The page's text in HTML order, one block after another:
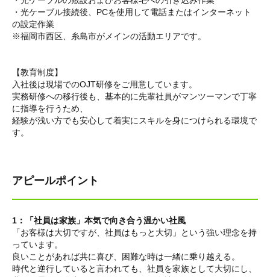
・光ケーブル接続後、PCを使用して電話またはインターネット
の設定作業
※福岡市西区、糸島市がメインの活動エリアです。
【教育制度】
入社後は現場でのOJT研修をご用意しています。
実務研修への移行後も、基本的に先輩社員がマンツーマンで丁寧
に指導を行うため、
経験が浅い方でも安心して着実にスキルを身につけられる環境で
す。
アピールポイント
1：「社員は家族」本気で向き合う温かい社風
「お客様は大切ですが、社員はもっと大切」という強い理念を持
っています。
良いことがあれば共に喜び、困難な時は一緒に乗り越える。
時代と逆行していると言われても、社員を家族として大切にし、